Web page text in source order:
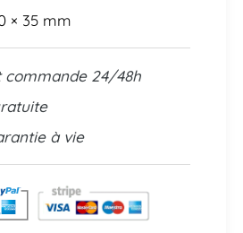
× 35 mm
commande 24/48h
à vie